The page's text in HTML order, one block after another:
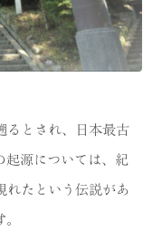
るとされ、日本最古
起源については、紀
れたという伝説があ